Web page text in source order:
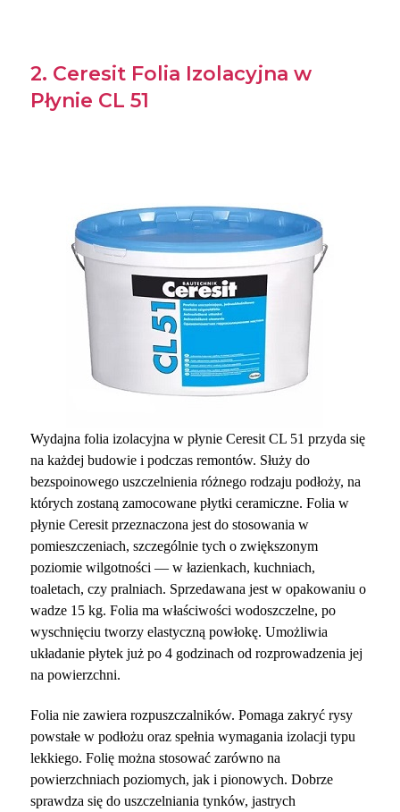
2. Ceresit Folia Izolacyjna w
Płynie CL 51
Wydajna folia izolacyjna w płynie Ceresit CL 51 przyda się
na każdej budowie i podczas remontów. Służy do
bezspoinowego uszczelnienia różnego rodzaju podłoży, na
których zostaną zamocowane płytki ceramiczne. Folia w
płynie Ceresit przeznaczona jest do stosowania w
pomieszczeniach, szczególnie tych o zwiększonym
poziomie wilgotności — w łazienkach, kuchniach,
toaletach, czy pralniach. Sprzedawana jest w opakowaniu o
wadze 15 kg. Folia ma właściwości wodoszczelne, po
wyschnięciu tworzy elastyczną powłokę. Umożliwia
układanie płytek już po 4 godzinach od rozprowadzenia jej
na powierzchni.
Folia nie zawiera rozpuszczalników. Pomaga zakryć rysy
powstałe w podłożu oraz spełnia wymagania izolacji typu
lekkiego. Folię można stosować zarówno na
powierzchniach poziomych, jak i pionowych. Dobrze
sprawdza się do uszczelniania tynków, jastrych